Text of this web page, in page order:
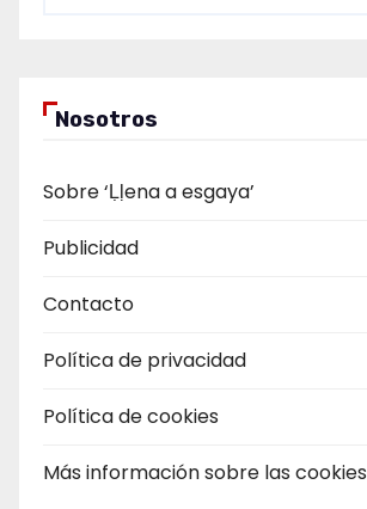
Nosotros
Sobre ‘Ḷḷena a esgaya’
Publicidad
Contacto
Política de privacidad
Política de cookies
Más información sobre las cookies